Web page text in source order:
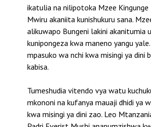
ikatulia na nilipotoka Mzee Kingunge
Mwiru akaniita kunishukuru sana.
alikuwapo Bungeni lakini akanitumia
kunipongeza kwa maneno yangu
mpasuko wa nchi kwa misingi ya dini
kabisa.
Tumeshudia vitendo vya watu
mkononi na kufanya mauaji dhidi ya
kwa misingi ya dini zao. Leo